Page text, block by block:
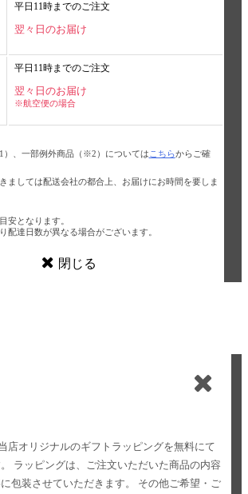
平日11時までのご注文
翌々日のお届け
平日11時までのご注文
翌々日のお届け
※航空便の場合
、一部例外商品（※2）については こちらからご確
ましては配送会社の都合上、お届けにお時間を要しま
安となります。
配達日数が異なる場合がございます。
閉じる
店オリジナルのギフトラッピングを無料にて
ラッピングは、ご注文いただいた商品の内容
包装させていただきます。
その他ご希望・ご